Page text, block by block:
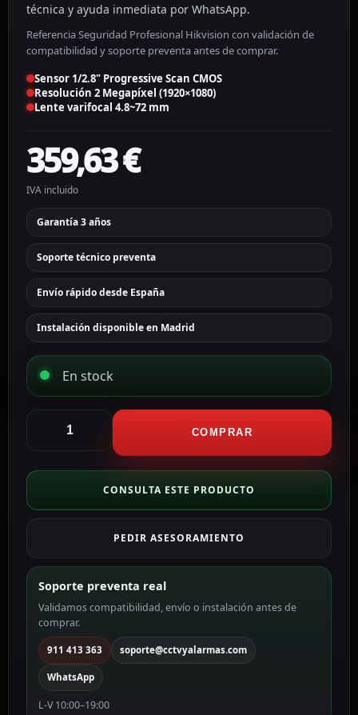
técnica y ayuda inmediata por WhatsApp.
Referencia Seguridad Profesional Hikvision con validación de
compatibilidad y soporte preventa antes de comprar.
Sensor 1/2.8" Progressive Scan CMOS
Resolución 2 Megapíxel (1920×1080)
Lente varifocal 4.8~72 mm
359,63€
IVA incluido
Garantía 3 años
Soporte técnico preventa
Envío rápido desde España
Instalación disponible en Madrid
En stock
Cámara
motorizada
Gama
Value
blanco
2
MP,
4.8
72
mm
DS-
2AE4215ITG
COMPRAR
CONSULTA ESTE PRODUCTO
PEDIR ASESORAMIENTO
Soporte preventa real
Validamos compatibilidad, envío o instalación antes de
comprar.
911 413 363 soporte@cctvyalarmas.com
WhatsApp
L-V 10:00–19:00